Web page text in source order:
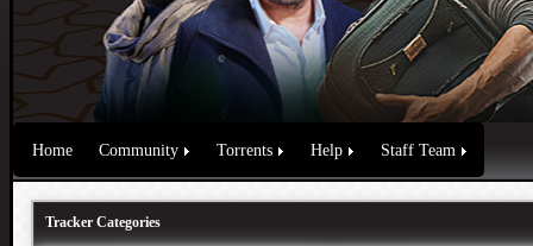
Home Community Torrents Help Staff Team
Tracker Categories